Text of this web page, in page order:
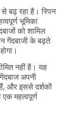
बढ़ रहा है। स्पिन
भूमिका
को शामिल
गेंदबाजी के बढ़ते
नहीं है। यह
अपनी
और इससे दर्शकों
महत्वपूर्ण